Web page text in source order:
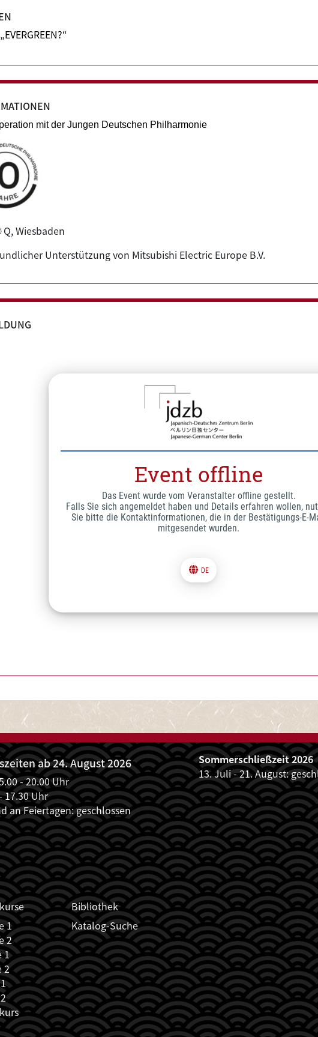
19:00 - 21:30
mit der Jungen Deutschen Philharmonie
Wiesbaden
Unterstützung von Mitsubishi Electric Europe B.V.
ALLE VERANSTALTUNGEN
ab 24. August 2026
- 20.00 Uhr
17.30 Uhr
an Feiertagen: geschlossen
Sommerschließzeit 2026
13. Juli - 21. August:
1
2
1
2
Bibliothek
Katalog-Suche